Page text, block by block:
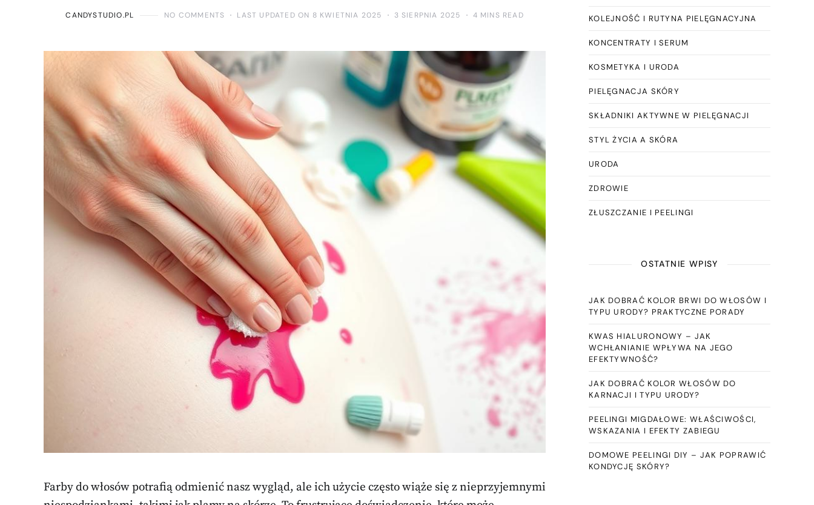
CANDYSTUDIO.PL NO COMMENTS LAST UPDATED ON 8 KWIETNIA 2025 3 SIERPNIA 2025 4 MINS READ
Farby do włosów potrafią odmienić nasz wygląd, ale ich użycie często wiąże się z nieprzyjemnymi
KOLEJNOŚĆ I RUTYNA PIELĘGNACYJNA
KONCENTRATY I SERUM
KOSMETYKA I URODA
PIELĘGNACJA SKÓRY
SKŁADNIKI AKTYWNE W PIELĘGNACJI
STYL ŻYCIA A SKÓRA
URODA
ZDROWIE
ZŁUSZCZANIE I PEELINGI
OSTATNIE WPISY
JAK DOBRAĆ KOLOR BRWI DO WŁOSÓW I
TYPU URODY? PRAKTYCZNE PORADY
KWAS HIALURONOWY – JAK
WCHŁANIANIE WPŁYWA NA JEGO
EFEKTYWNOŚĆ?
JAK DOBRAĆ KOLOR WŁOSÓW DO
KARNACJI I TYPU URODY?
PEELINGI MIGDAŁOWE: WŁAŚCIWOŚCI,
WSKAZANIA I EFEKTY ZABIEGU
DOMOWE PEELINGI DIY – JAK POPRAWIĆ
KONDYCJĘ SKÓRY?